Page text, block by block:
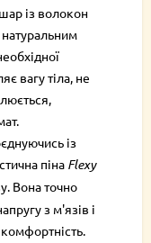
із волокон
вагу тіла, не
із
піна Flexy
Вона точно
з м'язів і